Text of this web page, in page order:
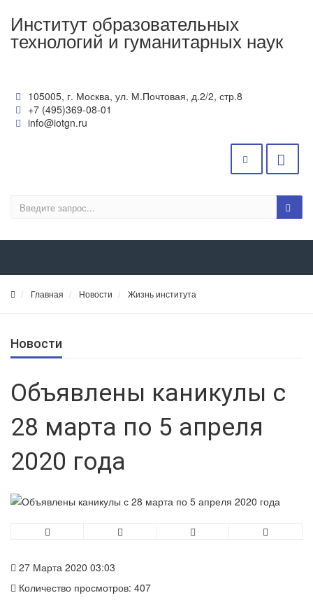
Институт образовательных
технологий и гуманитарных наук
105005, г. Москва, ул. М.Почтовая, д.2/2, стр.8
+7 (495)369-08-01
info@iotgn.ru
Главная Новости Жизнь института
Новости
Объявлены каникулы с
28 марта по 5 апреля
2020 года
27 Марта 2020 03:03
Количество просмотров: 407